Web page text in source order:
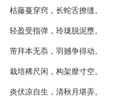
枯藤蔓穿窍，长蛇舌撩缝。
轻盈受指弹，玲珑脱泥壅。
芾拜本无忝，羽撼争得动。
栽培稀尺闲，构架靡寸空。
炎伏凉自生，清秋月堪弄。